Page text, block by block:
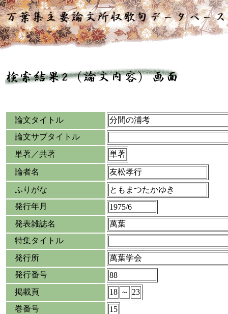
論文タイトル
分間の浦考
論文サブタイトル
単著／共著
単著
論者名 友松孝行
ふりがな
ともまつたかゆき
発行年月
1975/6
発表雑誌名
萬葉
特集タイトル
発行所
萬葉学会
発行番号
88
掲載頁
18 ～ 23
巻番号
15